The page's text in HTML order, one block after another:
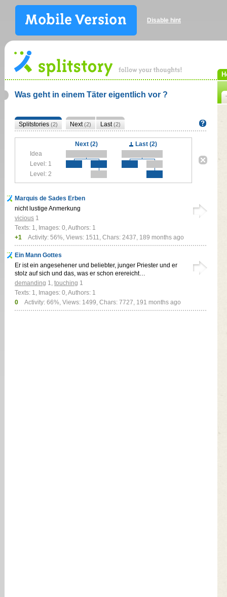
Disable hint
Was geht in einem Täter eigentlich vor ?
Splitstories (2) Next(2) Last(2)
Next (2)
Last (2)
Idea
Level: 1
Level: 2
Marquis de Sades Erben
nicht lustige Anmerkung
vicious 1
Texts: 1, Images: 0, Authors: 1
+1
Activity: 56%, Views: 1511, Chars: 2437, 189 months ago
Ein Mann Gottes
Er ist ein angesehener und beliebter, junger Priester und er
stolz auf sich und das, was er schon erereicht…
demanding 1, touching 1
Texts: 1, Images: 0, Authors: 1
0
Activity: 66%, Views: 1499, Chars: 7727, 191 months ago